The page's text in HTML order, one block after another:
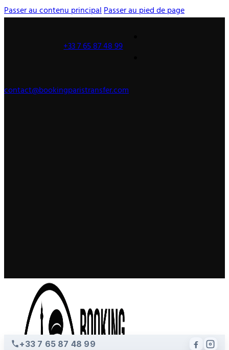
Passer au contenu principalPasser au pied de page
+33 7 65 87 48 99
contact@bookingparistransfer.com
+33 7 65 87 48 99